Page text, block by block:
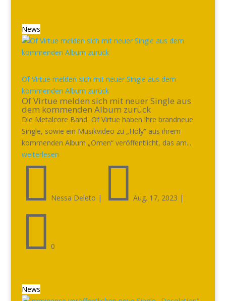
News
Of Virtue melden sich mit neuer Single aus dem
kommenden Album zurück
Of Virtue melden sich mit neuer Single aus
dem kommenden Album zurück
Die Metalcore Band Of Virtue haben ihre brandneue
Single, sowie ein Musikvideo zu „Holy“ aus ihrem
kommenden Album „Omen“ veröffentlicht, das am...
weiterlesen
 Nessa Deleto |  Aug. 17, 2023 |
 0
News